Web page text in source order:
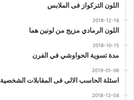
اللون التركواز فى الملابس
2018-12-16
اللون الرمادي مزيج من لونين هما
2018-10-15
مدة تسوية الحواوشي في الفرن
2019-01-06
اسئلة الحاسب الالى فى المقابلات الشخصية
2018-12-04